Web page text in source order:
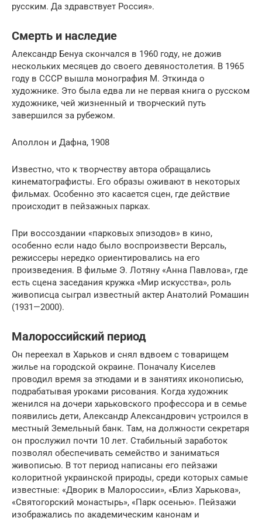
русским. Да здравствует Россия».
Смерть и наследие
Александр Бенуа скончался в 1960 году, не дожив
нескольких месяцев до своего девяностолетия. В 1965
году в СССР вышла монография М. Эткинда о
художнике. Это была едва ли не первая книга о русском
художнике, чей жизненный и творческий путь
завершился за рубежом.
Аполлон и Дафна, 1908
Известно, что к творчеству автора обращались
кинематографисты. Его образы оживают в некоторых
фильмах. Особенно это касается сцен, где действие
происходит в пейзажных парках.
При воссоздании «парковых эпизодов» в кино,
особенно если надо было воспроизвести Версаль,
режиссеры нередко ориентировались на его
произведения. В фильме Э. Лотяну «Анна Павлова», где
есть сцена заседания кружка «Мир искусства», роль
живописца сыграл известный актер Анатолий Ромашин
(1931—2000).
Малороссийский период
Он переехал в Харьков и снял вдвоем с товарищем
жилье на городской окраине. Поначалу Киселев
проводил время за этюдами и в занятиях иконописью,
подрабатывая уроками рисования. Когда художник
женился на дочери харьковского профессора и в семье
появились дети, Александр Александрович устроился в
местный Земельный банк. Там, на должности секретаря
он прослужил почти 10 лет. Стабильный заработок
позволял обеспечивать семейство и заниматься
живописью. В тот период написаны его пейзажи
колоритной украинской природы, среди которых самые
известные: «Дворик в Малороссии», «Близ Харькова»,
«Святогорский монастырь», «Парк осенью». Пейзажи
изображались по академическим канонам и